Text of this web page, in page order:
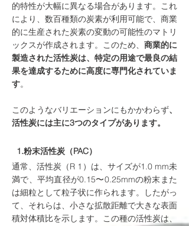
的特性が大幅に異なる場合があります。これ
により、数百種類の炭素が利用可能で、商業
的に生産された炭素の変動の可能性のマトリ
ックスが作成されます。このため、 商業的に
製造された活性炭は、特定の用途で最良の結
果を達成するために高度に専門化されていま
す。
このようなバリエーションにもかかわらず、
活性炭には主に3つのタイプがあります。
1.粉末活性炭（PAC）
通常、活性炭（R 1）は、サイズが1.0 mm未
満で、平均直径が0.15〜0.25mmの粉末また
は細粒として粒子状に作られます。したがっ
て、それらは、小さな拡散距離で大きな表面
積対体積比を示します。この種の活性炭は、